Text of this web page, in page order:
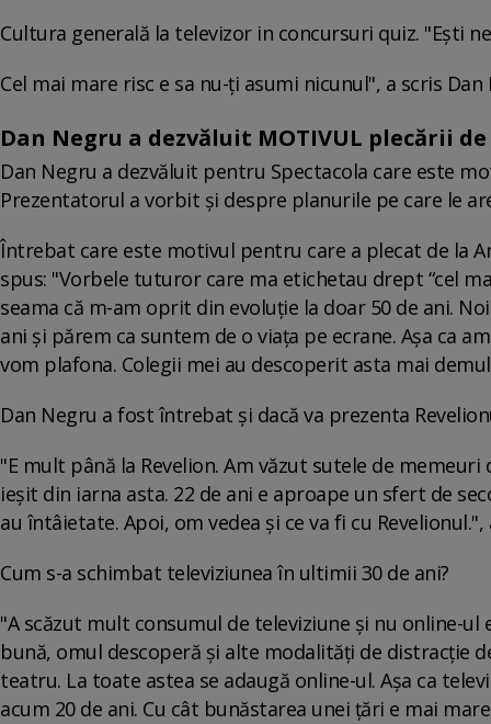
Cultura generală la televizor in concursuri quiz. "Ești
Cel mai mare risc e sa nu-ți asumi nicunul", a scris
Dan Negru a dezvăluit MOTIVUL plecării
Dan Negru a dezvăluit pentru Spectacola care este
Prezentatorul a vorbit și despre planurile pe care le
Întrebat care este motivul pentru care a plecat de la
spus: "Vorbele tuturor care ma etichetau drept “cel
seama că m-am oprit din evoluție la doar 50 de ani.
ani și părem ca suntem de o viața pe ecrane. Așa ca
vom plafona. Colegii mei au descoperit asta mai
Dan Negru a fost întrebat și dacă va prezenta
"E mult până la Revelion. Am văzut sutele de
ieșit din iarna asta. 22 de ani e aproape un sfert de
au întâietate. Apoi, om vedea și ce va fi cu
Cum s-a schimbat televiziunea în ultimii 30 de ani?
"A scăzut mult consumul de televiziune și nu online-ul
bună, omul descoperă și alte modalități de distracție
teatru. La toate astea se adaugă online-ul. Așa ca
acum 20 de ani. Cu cât bunăstarea unei țări e mai